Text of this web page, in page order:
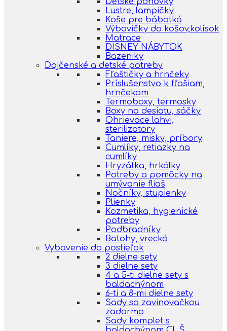
Lustre, lampičky
Koše pre bábätká
Výbavičky do košov,kolísok
Matrace
DISNEY NÁBYTOK
Bazeniky
Dojčenské a detské potreby
Fľaštičky a hrnčeky
Príslušenstvo k fľašiam,
hrnčekom
Termoboxy, termosky
Boxy na desiatu, sáčky
Ohrievace lahvi,
sterilizatory
Taniere, misky, príbory
Cumlíky, retiazky na
cumlíky
Hryzátka, hrkálky
Potreby a pomôcky na
umývanie fliaš
Nočníky, stupienky
Plienky
Kozmetika, hygienické
potreby
Podbradníky
Batohy, vrecká
Vybavenie do postieľok
2 dielne sety
3 dielne sety
4 a 5-ti dielne sety s
baldachýnom
6-ti a 8-mi dielne sety
Sady sa zavinovačkou
zadarmo
Sady komplet s